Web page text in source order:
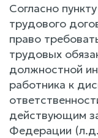
Согласно
трудового
право
трудовых
должностной
работника к
действующим
Федерации (л.д.